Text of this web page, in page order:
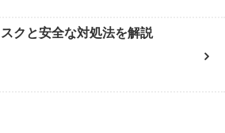
クと安全な対処法を解説